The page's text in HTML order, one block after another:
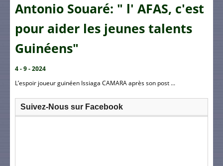
Antonio Souaré: " l' AFAS, c'est
pour aider les jeunes talents
Guinéens"
4 - 9 - 2024
L’espoir joueur guinéen Issiaga CAMARA après son post ...
Suivez-Nous sur Facebook